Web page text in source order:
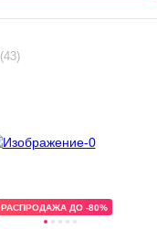
(43)
РАСПРОДАЖА ДО -80%